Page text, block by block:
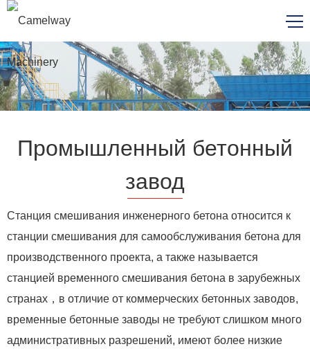
Промышленный бетонный
завод
Станция смешивания инженерного бетона относится к
станции смешивания для самообслуживания бетона для
производственного проекта, а также называется
станцией временного смешивания бетона в зарубежных
странах，в отличие от коммерческих бетонных заводов,
временные бетонные заводы не требуют слишком много
административных разрешений, имеют более низкие